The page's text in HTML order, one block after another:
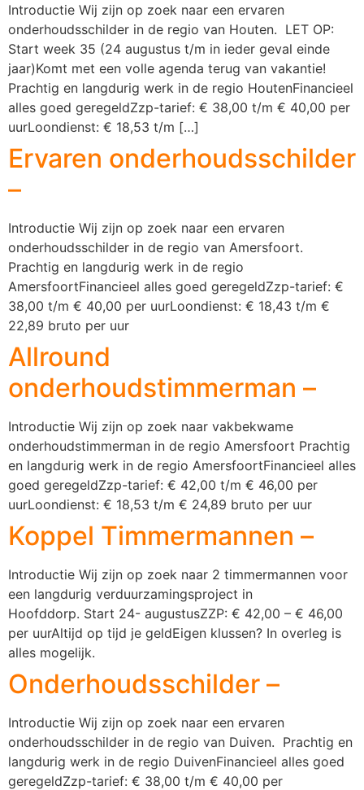
Introductie Wij zijn op zoek naar een ervaren
onderhoudsschilder in de regio van Houten. LET OP:
Start week 35 (24 augustus t/m in ieder geval einde
jaar)Komt met een volle agenda terug van vakantie!
Prachtig en langdurig werk in de regio HoutenFinancieel
alles goed geregeldZzp-tarief: € 38,00 t/m € 40,00 per
uurLoondienst: € 18,53 t/m […]
Ervaren onderhoudsschilder
–
Introductie Wij zijn op zoek naar een ervaren
onderhoudsschilder in de regio van Amersfoort.
Prachtig en langdurig werk in de regio
AmersfoortFinancieel alles goed geregeldZzp-tarief: €
38,00 t/m € 40,00 per uurLoondienst: € 18,43 t/m €
22,89 bruto per uur
Allround
onderhoudstimmerman –
Introductie Wij zijn op zoek naar vakbekwame
onderhoudstimmerman in de regio Amersfoort Prachtig
en langdurig werk in de regio AmersfoortFinancieel alles
goed geregeldZzp-tarief: € 42,00 t/m € 46,00 per
uurLoondienst: € 18,53 t/m € 24,89 bruto per uur
Koppel Timmermannen –
Introductie Wij zijn op zoek naar 2 timmermannen voor
een langdurig verduurzamingsproject in
Hoofddorp. Start 24- augustusZZP: € 42,00 – € 46,00
per uurAltijd op tijd je geldEigen klussen? In overleg is
alles mogelijk.
Onderhoudsschilder –
Introductie Wij zijn op zoek naar een ervaren
onderhoudsschilder in de regio van Duiven. Prachtig en
langdurig werk in de regio DuivenFinancieel alles goed
geregeldZzp-tarief: € 38,00 t/m € 40,00 per